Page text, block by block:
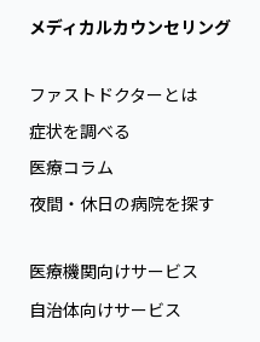
メディカルカウンセリング
ファストドクターとは
症状を調べる
医療コラム
夜間・休日の病院を探す
医療機関向けサービス
自治体向けサービス